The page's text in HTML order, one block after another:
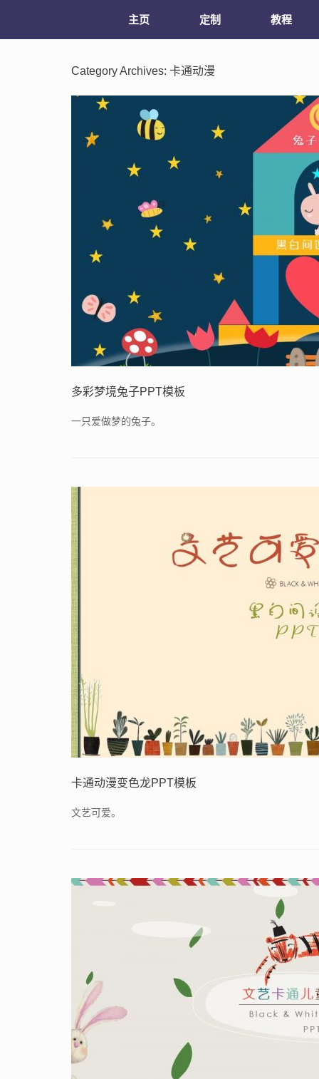
主页 定制 教程
Category Archives: 卡通动漫
多彩梦境兔子PPT模板
一只爱做梦的兔子。
卡通动漫变色龙PPT模板
文艺可爱。